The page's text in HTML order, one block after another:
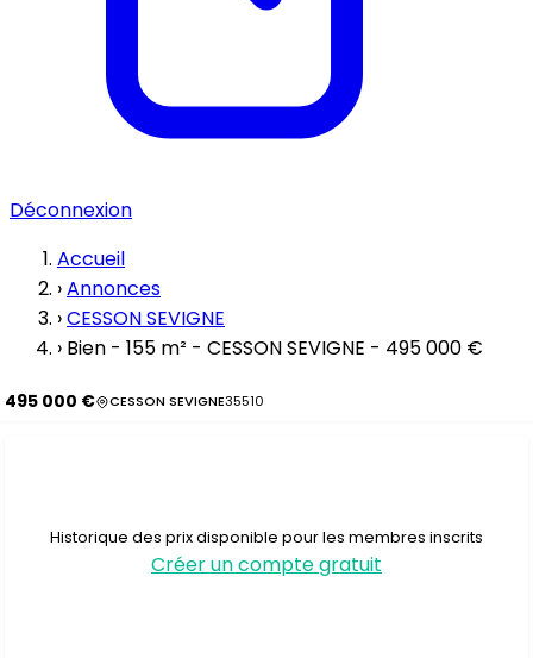
Déconnexion
Accueil
›Annonces
›CESSON SEVIGNE
› Bien - 155 m² - CESSON SEVIGNE - 495 000 €
495 000 € CESSON SEVIGNE35510
Historique des prix disponible pour les membres inscrits
Créer un compte gratuit